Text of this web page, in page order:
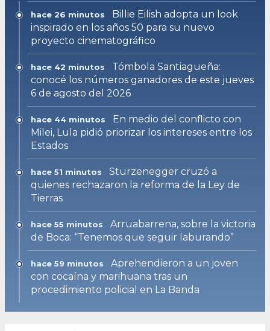
hace 26 minutos
Billie Eilish adopta un look
inspirado en los años 50 para su nuevo
proyecto cinematográfico
hace 42 minutos
Tómbola Santiagueña:
conocé los números ganadores de este jueves
6 de agosto del 2026
hace 44 minutos
En medio del conflicto con
Milei, Lula pidió priorizar los intereses entre los
Estados
hace 51 minutos
Sturzenegger cruzó a
quienes rechazaron la reforma de la Ley de
Tierras
hace 55 minutos
Arruabarrena, sobre la victoria
de Boca: “Tenemos que seguir laburando”
hace 59 minutos
Aprehendieron a un joven
con cocaína y marihuana tras un
procedimiento policial en La Banda